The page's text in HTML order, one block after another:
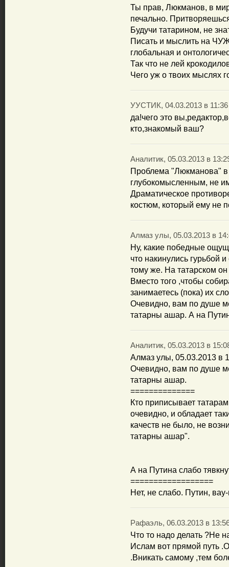
Ты прав, Люкманов, в
печально.
Будучи татарином, не
Писать и мыслить на
глобальная и
Так что не лей
Чего уж о твоих мыслях
УУСТИК, 04.03.2013 в 11:36
да!чего это
кто,знакомый ваш?
Аналитик, 05.03.2013 в
Проблема "Люкманова" в
глубокомысленным, не
Драматическое
костюм, который ему не
Алмаз улы, 05.03.2013 в
Ну, какие победные
что накинулись гурьбой
тому же. На татарском он
Вместо того ,чтобы
занимаетесь (пока) их
Очевидно, вам по душе
татарны ашар. А на
Аналитик, 05.03.2013 в
Алмаз улы, 05.03.2013 в
Очевидно, вам по душе
татарны ашар.
==============
Кто приписывает
очевидно, и обладает
качеств не было, не
татарны ашар".
А на Путина слабо
==================
Нет, не слабо. Путин,
Рафаэль, 06.03.2013 в
Что то надо делать ?Не
Ислам вот прямой путь
.Вникать самому ,тем